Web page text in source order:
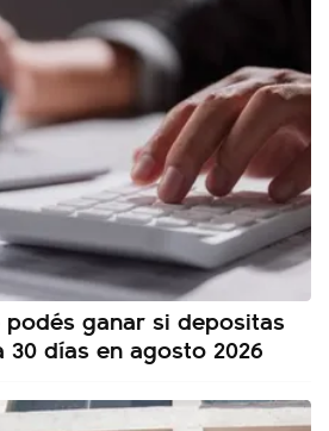
ganar si depositas
30 días en agosto 2026